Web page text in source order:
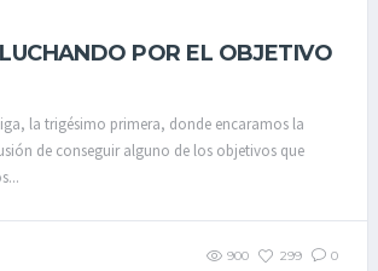
POR EL OBJETIVO
la trigésimo primera, donde encaramos la
de conseguir alguno de los objetivos que
900 299 0